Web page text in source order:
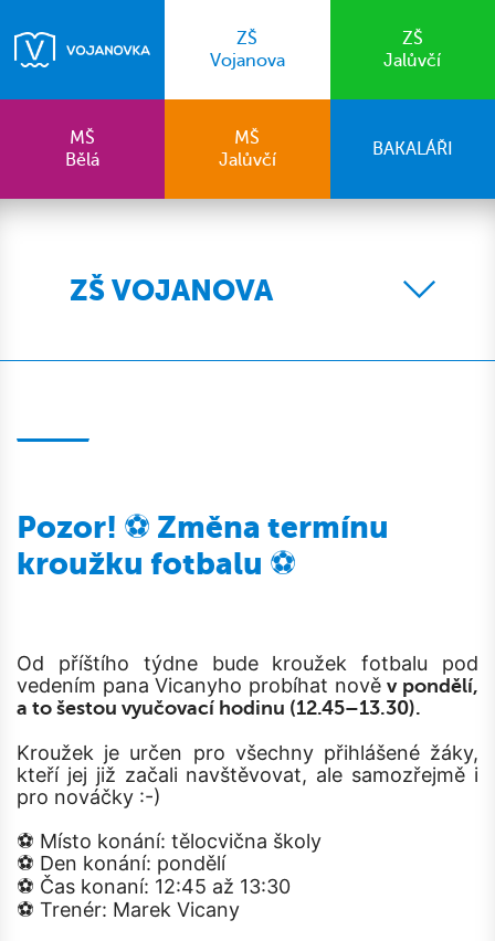
ZŠ
Vojanova
ZŠ
Jalůvčí
MŠ
Bělá
MŠ
Jalůvčí
BAKALÁŘI
ZŠ VOJANOVA
Pozor! ⚽ Změna termínu
kroužku fotbalu ⚽
Od příštího týdne bude kroužek fotbalu pod
vedením pana Vicanyho probíhat nověv pondělí,
a to šestou vyučovací hodinu (12.45–13.30).
Kroužek je určen pro všechny přihlášené žáky,
kteří jej již začali navštěvovat, ale samozřejmě i
pro nováčky :-)
⚽ Místo konání: tělocvična školy
⚽ Den konání: pondělí
⚽ Čas konaní: 12:45 až 13:30
⚽ Trenér: Marek Vicany